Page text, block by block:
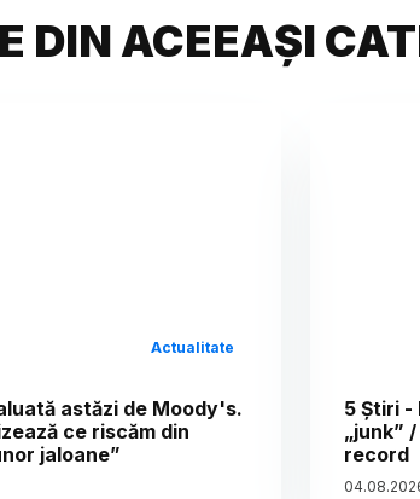
DIN ACEEAȘI
Actualitate
astăzi de Moody's.
ce riscăm din
jaloane”
5 Știri -
„junk”
record
04.08.